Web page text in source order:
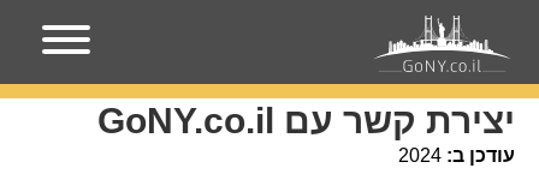
עמוד הבית יצירת קשר עם GoNY.co.il
יצירת קשר עם GoNY.co.il
עודכן ב: 2024